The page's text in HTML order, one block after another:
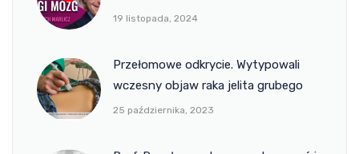
19 listopada, 2024
Przełomowe odkrycie. Wytypowali
wczesny objaw raka jelita grubego
25 października, 2023